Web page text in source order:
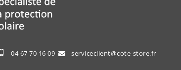
04 67 70 16 09 serviceclient@cote-store.fr